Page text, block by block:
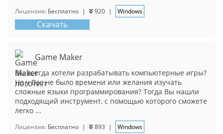
Лицензия: Бесплатно | 920 | Windows
Скачать
Game Maker
Вы всегда хотели разрабатывать компьютерные игры?
Но у Вас не было времени или желания изучать
сложные языки программирования? Тогда Вы нашли
подходящий инструмент, с помощью которого сможете
легко ...
Лицензия: Бесплатно | 893 | Windows